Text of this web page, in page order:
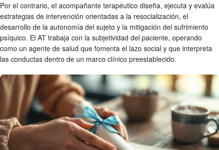
Por el contrario, el acompañante terapéutico diseña, ejecuta y evalúa
estrategias de intervención orientadas a la resocialización, el
desarrollo de la autonomía del sujeto y la mitigación del sufrimiento
psíquico. El AT trabaja con la subjetividad del paciente, operando
como un agente de salud que fomenta el lazo social y que interpreta
las conductas dentro de un marco clínico preestablecido.